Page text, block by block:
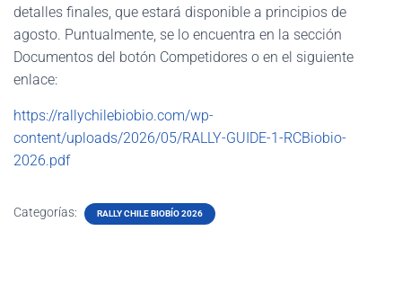
detalles finales, que estará disponible a principios de
agosto. Puntualmente, se lo encuentra en la sección
Documentos del botón Competidores o en el siguiente
enlace:
https://rallychilebiobio.com/wp-
content/uploads/2026/05/RALLY-GUIDE-1-RCBiobio-
2026.pdf
Categorías: RALLY CHILE BIOBÍO 2026